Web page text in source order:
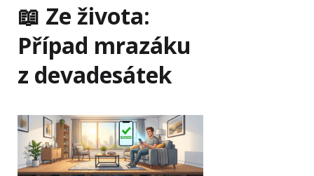
📖 Ze života:
Případ mrazáku
z devadesátek